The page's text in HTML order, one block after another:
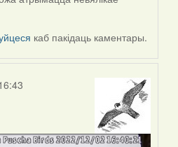
каб пакідаць каментары.